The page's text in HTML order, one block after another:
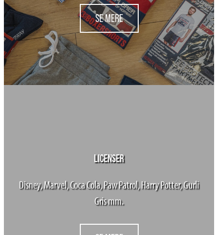
SE MERE
LICENSER
Disney, Marvel, Coca Cola, Paw Patrol, Harry Potter, Gurli
Gris mm.